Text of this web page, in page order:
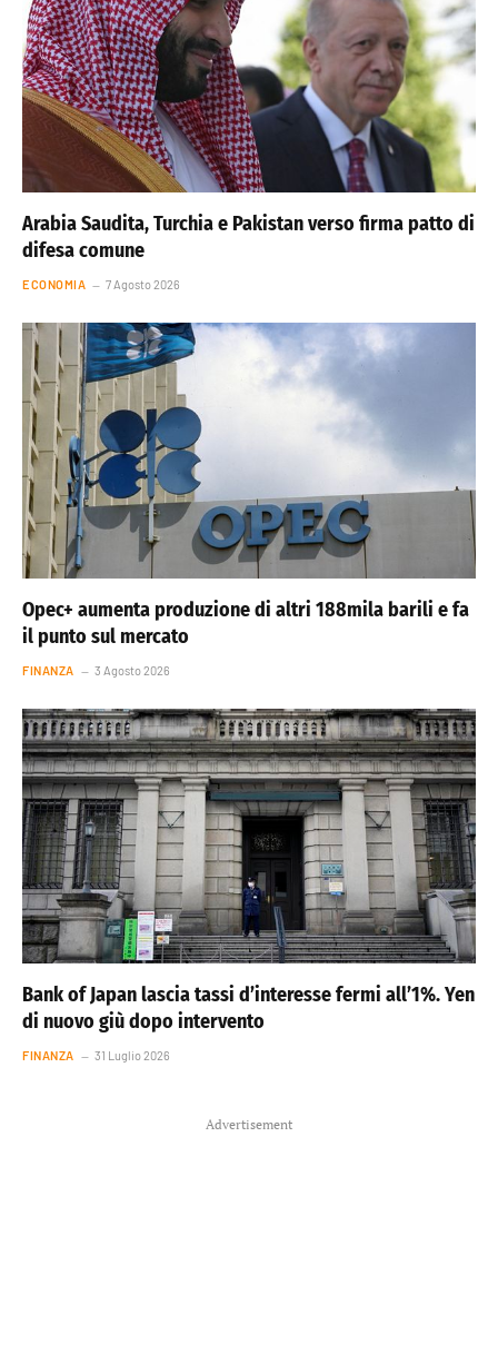
Arabia Saudita, Turchia e Pakistan verso firma patto di
difesa comune
ECONOMIA 7 Agosto 2026
Opec+ aumenta produzione di altri 188mila barili e fa
il punto sul mercato
FINANZA 3 Agosto 2026
Bank of Japan lascia tassi d’interesse fermi all’1%. Yen
di nuovo giù dopo intervento
FINANZA 31 Luglio 2026
Advertisement